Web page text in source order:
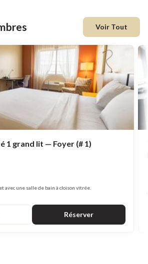
Voir Tout
1 grand lit — Foyer (# 1)
avec une salle de bain à cloison vitrée.
Réserver